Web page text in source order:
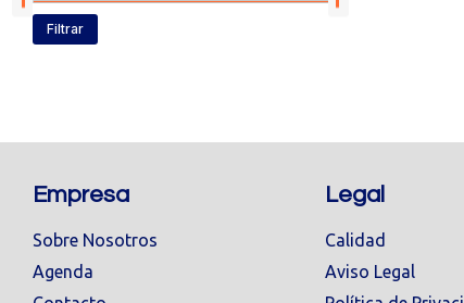
Filtrar
Empresa
Sobre Nosotros
Agenda
Legal
Calidad
Aviso Legal